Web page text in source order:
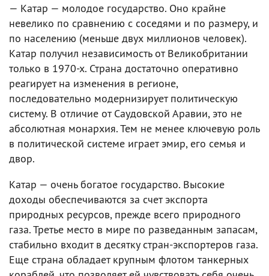
— Катар — молодое государство. Оно крайне
невелико по сравнению с соседями и по размеру, и
по населению (меньше двух миллионов человек).
Катар получил независимость от Великобритании
только в 1970-х. Страна достаточно оперативно
реагирует на изменения в регионе,
последовательно модернизирует политическую
систему. В отличие от Саудовской Аравии, это не
абсолютная монархия. Тем не менее ключевую роль
в политической системе играет эмир, его семья и
двор.
Катар — очень богатое государство. Высокие
доходы обеспечиваются за счет экспорта
природных ресурсов, прежде всего природного
газа. Третье место в мире по разведанным запасам,
стабильно входит в десятку стран-экспортеров газа.
Еще страна обладает крупным флотом танкерных